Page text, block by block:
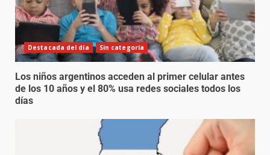
Destacada del día Sin categoría
Los niños argentinos acceden al primer celular antes
de los 10 años y el 80% usa redes sociales todos los
días